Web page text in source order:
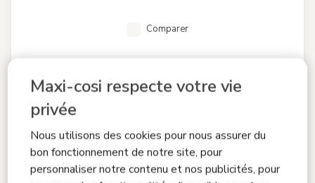
Maxi-cosi respecte votre vie
privée
Nous utilisons des cookies pour nous assurer du
bon fonctionnement de notre site, pour
personnaliser notre contenu et nos publicités, pour
Comparer
0.0 (0)
Installer et sortir votre bébé n'a jamais été aussi simple avec
SLIDETECH®2
pour la régulation de la température|Harnais facile à
installer
349,99 €